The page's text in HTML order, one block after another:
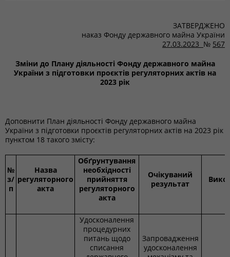
ЗАТВЕРДЖЕНО
наказ Фонду державного майна України
27.03.2023 № 567
Зміни до Плану діяльності Фонду державного майна
України з підготовки проєктів регуляторних актів на
2023 рік
Доповнити План діяльності Фонду державного майна
України з підготовки проєктів регуляторних актів на 2023 рік
пунктом 18 такого змісту:
№
з/
п
Назва
регуляторного
акта
Обґрунтування
необхідності
прийняття
регуляторного
акта
Очікуваний
результат
Удосконалення
процедурних
питань щодо
списання
Запровадження
удосконалення